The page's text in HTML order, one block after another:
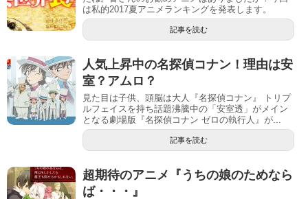
は私的2017夏アニメランキングを発表します。
記事を読む
人気上昇中の名探偵コナン！理由は安
室？アムロ？
見た目は子供、頭脳は大人『名探偵コナン』 トリプ
ルフェイスを持ち話題沸騰中の「安室透」がメイン
となる劇場版『名探偵コナン ゼロの執行人』が...
記事を読む
超期待のアニメ『うちの娘のためなら
ば・・・』